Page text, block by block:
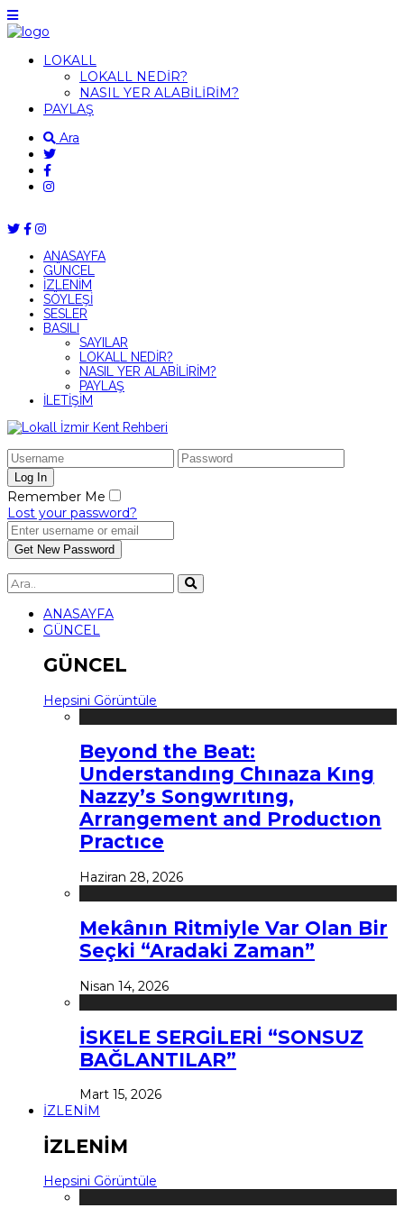
LOKALL
LOKALL NEDİR?
NASIL YER ALABİLİRİM?
PAYLAŞ
Ara
ANASAYFA
GÜNCEL
İZLENİM
SÖYLEŞİ
SESLER
BASILI
SAYILAR
LOKALL NEDİR?
NASIL YER ALABİLİRİM?
PAYLAŞ
İLETİŞİM
Remember Me
Lost your password?
ANASAYFA
GÜNCEL
GÜNCEL
Hepsini Görüntüle
Beyond the Beat:
Understandıng Chınaza Kıng
Nazzy’s Songwrıtıng,
Arrangement and Productıon
Practıce
Haziran 28, 2026
Mekânın Ritmiyle Var Olan Bir
Seçki “Aradaki Zaman”
Nisan 14, 2026
İSKELE SERGİLERİ “SONSUZ
BAĞLANTILAR”
Mart 15, 2026
İZLENİM
İZLENİM
Hepsini Görüntüle